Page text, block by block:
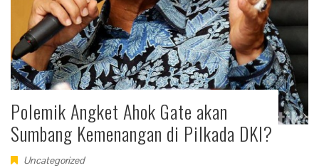
Polemik Angket Ahok Gate akan
Sumbang Kemenangan di Pilkada DKI?
Uncategorized